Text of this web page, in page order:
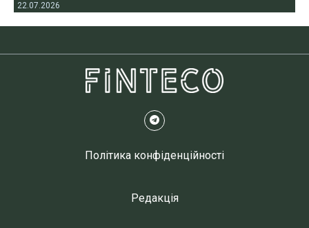
22.07.2026
Політика конфіденційності
Редакція